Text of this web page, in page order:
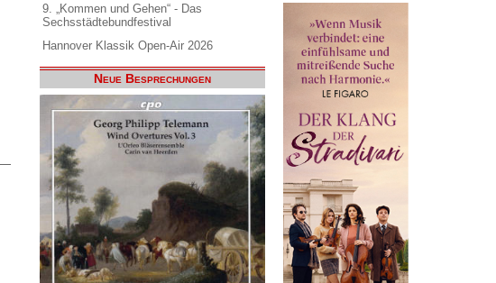
9. „Kommen und Gehen“ - Das
Sechsstädtebundfestival
Hannover Klassik Open-Air 2026
Neue Besprechungen